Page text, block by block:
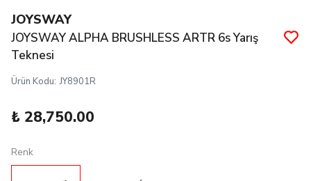
JOYSWAY
JOYSWAY ALPHA BRUSHLESS ARTR 6s Yarış
Teknesi
Ürün Kodu: JY8901R
₺ 28,750.00
Renk